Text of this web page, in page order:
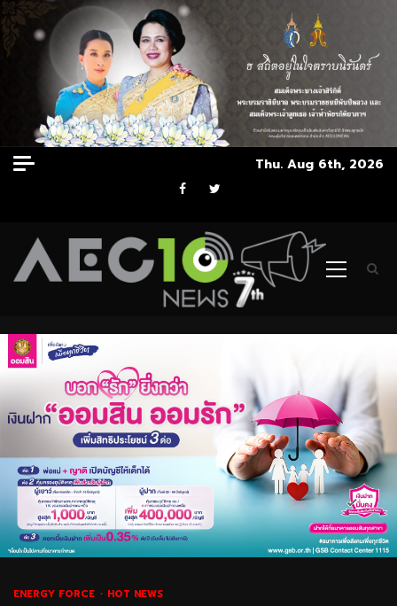
Skip
to
Thu. Aug 6th, 2026
Facebook
Twitter
Primary
ENERGY FORCE HOT NEWS